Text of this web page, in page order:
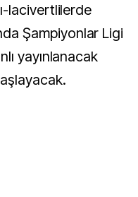
lacivertlilerde
Şampiyonlar Ligi
yayınlanacak